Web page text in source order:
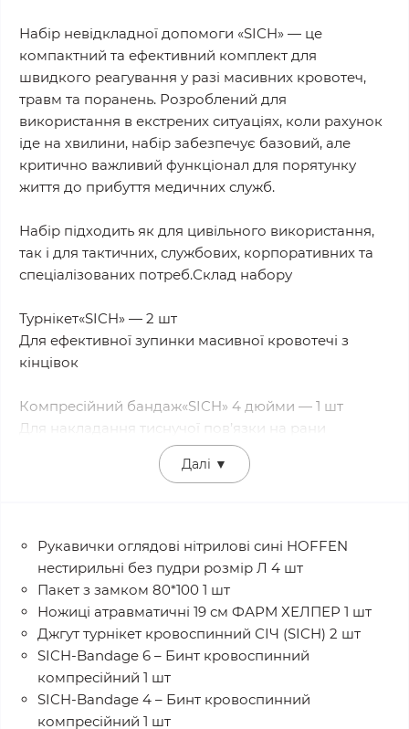
Набір невідкладної допомоги «SICH» — це
компактний та ефективний комплект для
швидкого реагування у разі масивних кровотеч,
травм та поранень. Розроблений для
використання в екстрених ситуаціях, коли рахунок
іде на хвилини, набір забезпечує базовий, але
критично важливий функціонал для порятунку
життя до прибуття медичних служб.
Набір підходить як для цивільного використання,
так і для тактичних, службових, корпоративних та
спеціалізованих потреб.Склад набору
Турнікет«SICH» — 2 шт
Для ефективної зупинки масивної кровотечі з
кінцівок
Компресійний бандаж«SICH» 4 дюйми — 1 шт
Для накладання тиснучої пов’язки на рани
середнього розміру
Ножиці атравматичні 19 см — 1 шт
Для швидкого розрізання одягу, бинтів,
спорядження
Рукавички одноразові — 2 пари
Для дотримання гігієни та захисту під час надання
допомоги.
Призначення та сфера застосування
Далі ▼
Рукавички оглядові нітрилові сині HOFFEN
нестирильні без пудри розмір Л 4 шт
Пакет з замком 80*100 1 шт
Ножиці атравматичні 19 см ФАРМ ХЕЛПЕР 1 шт
Джгут турнікет кровоспинний СІЧ (SICH) 2 шт
SICH-Bandage 6 – Бинт кровоспинний
компресійний 1 шт
SICH-Bandage 4 – Бинт кровоспинний
компресійний 1 шт